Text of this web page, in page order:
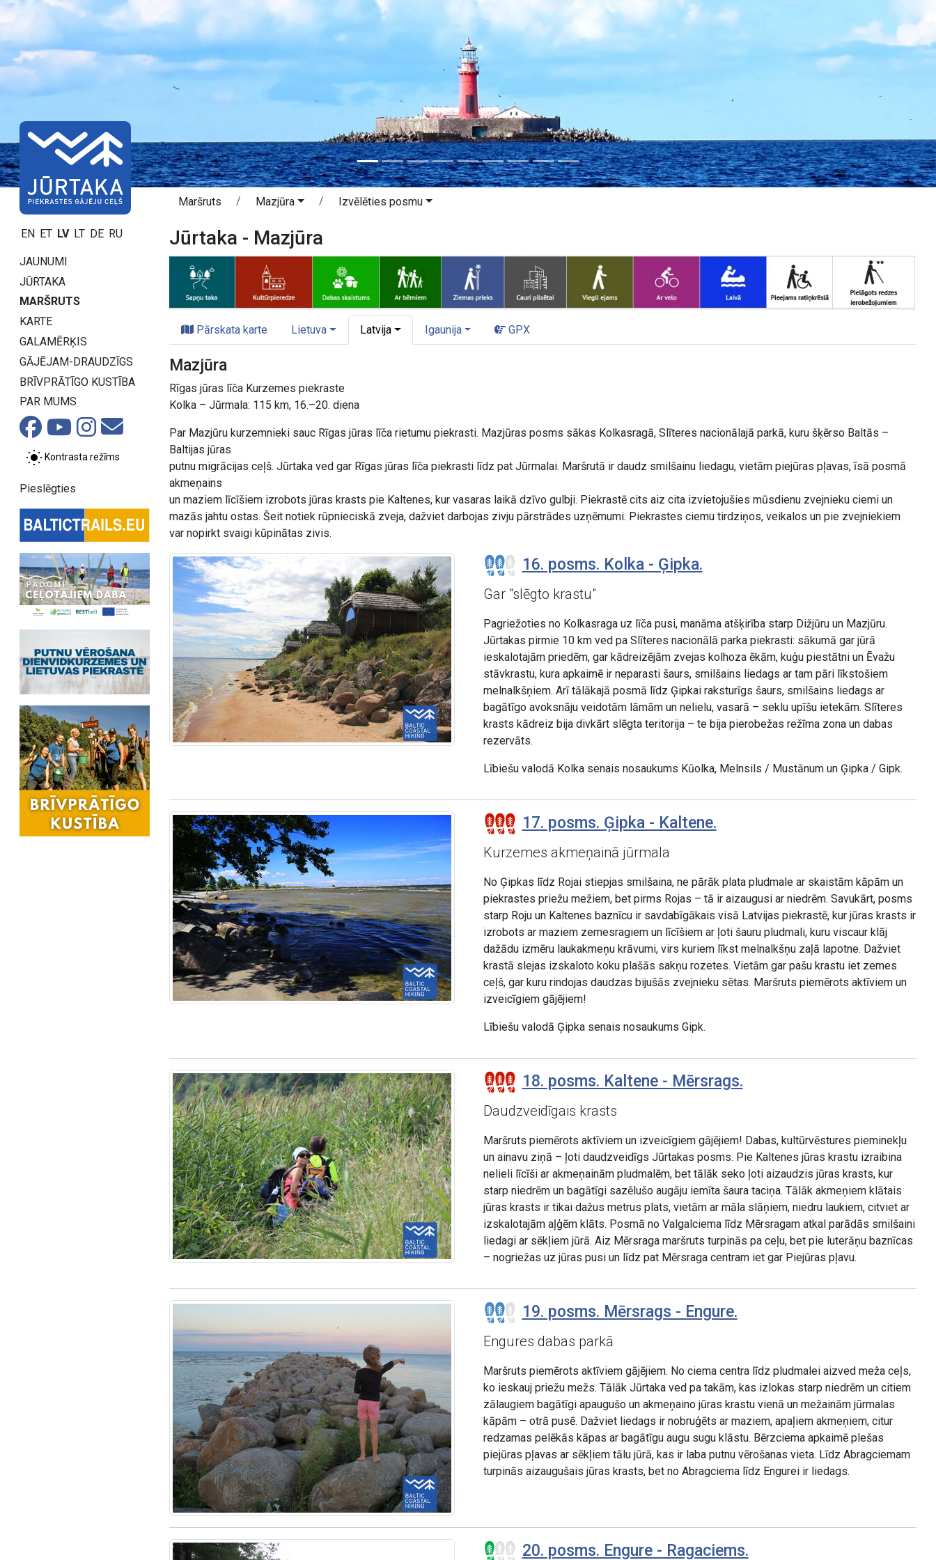
EN ET LV LT DE RU
JAUNUMI
JŪRTAKA
MARŠRUTS
KARTE
GALAMĒRĶIS
GĀJĒJAM-DRAUDZĪGS
BRĪVPRĀTĪGO KUSTĪBA
PAR MUMS
Kontrasta režīms
Pieslēgties
Maršruts Mazjūra Izvēlēties posmu
Jūrtaka - Mazjūra
Pārskata karte Lietuva Latvija Igaunija GPX
Mazjūra
Rīgas jūras līča Kurzemes piekraste
Kolka – Jūrmala: 115 km, 16.–20. diena
Par Mazjūru kurzemnieki sauc Rīgas jūras līča rietumu piekrasti. Mazjūras posms sākas Kolkasragā, Slīteres nacionālajā parkā, kuru šķērso Baltās –
Baltijas jūras
putnu migrācijas ceļš. Jūrtaka ved gar Rīgas jūras līča piekrasti līdz pat Jūrmalai. Maršrutā ir daudz smilšainu liedagu, vietām piejūras pļavas, īsā posmā
akmeņains
un maziem līcīšiem izrobots jūras krasts pie Kaltenes, kur vasaras laikā dzīvo gulbji. Piekrastē cits aiz cita izvietojušies mūsdienu zvejnieku ciemi un
mazās jahtu ostas. Šeit notiek rūpnieciskā zveja, dažviet darbojas zivju pārstrādes uzņēmumi. Piekrastes ciemu tirdziņos, veikalos un pie zvejniekiem
var nopirkt svaigi kūpinātas zivis.
16. posms. Kolka - Ģipka.
Gar "slēgto krastu"
Pagriežoties no Kolkasraga uz līča pusi, manāma atšķirība starp Dižjūru un Mazjūru.
Jūrtakas pirmie 10 km ved pa Slīteres nacionālā parka piekrasti: sākumā gar jūrā
ieskalotajām priedēm, gar kādreizējām zvejas kolhoza ēkām, kuģu piestātni un Ēvažu
stāvkrastu, kura apkaimē ir neparasti šaurs, smilšains liedags ar tam pāri līkstošiem
melnalkšņiem. Arī tālākajā posmā līdz Ģipkai raksturīgs šaurs, smilšains liedags ar
bagātīgo avoksnāju veidotām lāmām un nelielu, vasarā – seklu upīšu ietekām. Slīteres
krasts kādreiz bija divkārt slēgta teritorija – te bija pierobežas režīma zona un dabas
rezervāts.
Lībiešu valodā Kolka senais nosaukums Kūolka, Melnsils / Mustānum un Ģipka / Gipk.
17. posms. Ģipka - Kaltene.
Kurzemes akmeņainā jūrmala
No Ģipkas līdz Rojai stiepjas smilšaina, ne pārāk plata pludmale ar skaistām kāpām un
piekrastes priežu mežiem, bet pirms Rojas – tā ir aizaugusi ar niedrēm. Savukārt, posms
starp Roju un Kaltenes baznīcu ir savdabīgākais visā Latvijas piekrastē, kur jūras krasts ir
izrobots ar maziem zemesragiem un līcīšiem ar ļoti šauru pludmali, kuru viscaur klāj
dažādu izmēru laukakmeņu krāvumi, virs kuriem līkst melnalkšņu zaļā lapotne. Dažviet
krastā slejas izskaloto koku plašās sakņu rozetes. Vietām gar pašu krastu iet zemes
ceļš, gar kuru rindojas daudzas bijušās zvejnieku sētas. Maršruts piemērots aktīviem un
izveicīgiem gājējiem!
Lībiešu valodā Ģipka senais nosaukums Gipk.
18. posms. Kaltene - Mērsrags.
Daudzveidīgais krasts
Maršruts piemērots aktīviem un izveicīgiem gājējiem! Dabas, kultūrvēstures pieminekļu
un ainavu ziņā – ļoti daudzveidīgs Jūrtakas posms. Pie Kaltenes jūras krastu izraibina
nelieli līcīši ar akmeņainām pludmalēm, bet tālāk seko ļoti aizaudzis jūras krasts, kur
starp niedrēm un bagātīgi sazēlušo augāju iemīta šaura taciņa. Tālāk akmeņiem klātais
jūras krasts ir tikai dažus metrus plats, vietām ar māla slāņiem, niedru laukiem, citviet ar
izskalotajām aļģēm klāts. Posmā no Valgalciema līdz Mērsragam atkal parādās smilšaini
liedagi ar sēkļiem jūrā. Aiz Mērsraga maršruts turpinās pa ceļu, bet pie luterāņu baznīcas
– nogriežas uz jūras pusi un līdz pat Mērsraga centram iet gar Piejūras pļavu.
19. posms. Mērsrags - Engure.
Engures dabas parkā
Maršruts piemērots aktīviem gājējiem. No ciema centra līdz pludmalei aizved meža ceļs,
ko ieskauj priežu mežs. Tālāk Jūrtaka ved pa takām, kas izlokas starp niedrēm un citiem
zālaugiem bagātīgi apaugušo un akmeņaino jūras krastu vienā un mežainām jūrmalas
kāpām – otrā pusē. Dažviet liedags ir nobruģēts ar maziem, apaļiem akmeņiem, citur
redzamas pelēkās kāpas ar bagātīgu augu sugu klāstu. Bērzciema apkaimē plešas
piejūras pļavas ar sēkļiem tālu jūrā, kas ir laba putnu vērošanas vieta. Līdz Abragciemam
turpinās aizaugušais jūras krasts, bet no Abragciema līdz Engurei ir liedags.
20. posms. Engure - Ragaciems.